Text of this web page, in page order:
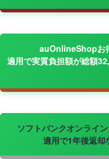
auOnlineShopお
適用で実質負担額が総額
ソフトバンクオンライ
適用で1年後返却